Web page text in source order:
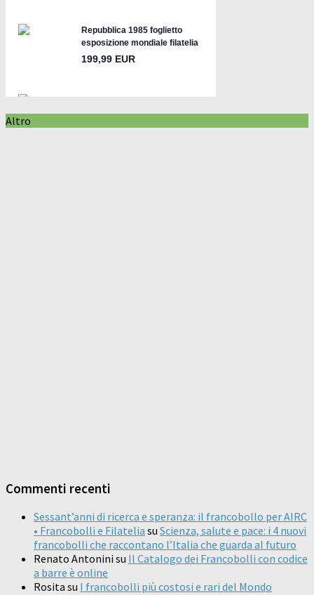
Altro
Commenti recenti
Sessant’anni di ricerca e speranza: il francobollo per AIRC
• Francobolli e Filatelia su Scienza, salute e pace: i 4 nuovi
francobolli che raccontano l’Italia che guarda al futuro
Renato Antonini su Il Catalogo dei Francobolli con codice
a barre è online
Rosita su I francobolli più costosi e rari del Mondo